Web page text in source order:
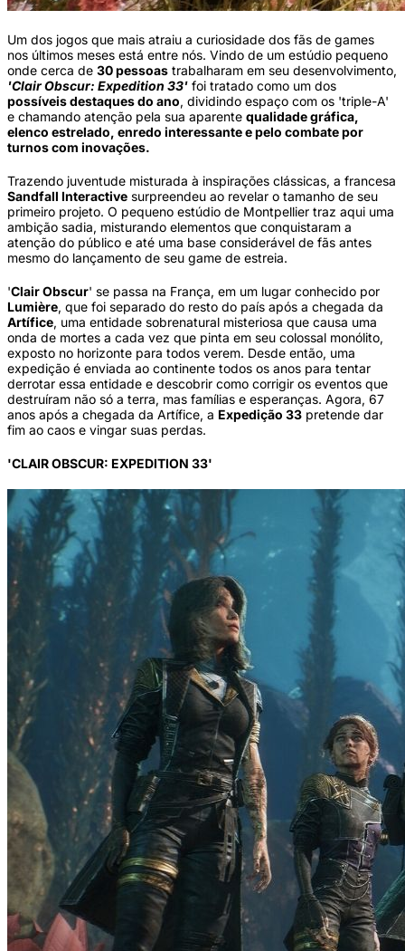
Um dos jogos que mais atraiu a curiosidade dos fãs de games
nos últimos meses está entre nós. Vindo de um estúdio pequeno
onde cerca de 30 pessoas trabalharam em seu desenvolvimento,
'Clair Obscur: Expedition 33' foi tratado como um dos
possíveis destaques do ano, dividindo espaço com os 'triple-A'
e chamando atenção pela sua aparente qualidade gráfica,
elenco estrelado, enredo interessante e pelo combate por
turnos com inovações.
Trazendo juventude misturada à inspirações clássicas, a francesa
Sandfall Interactive surpreendeu ao revelar o tamanho de seu
primeiro projeto. O pequeno estúdio de Montpellier traz aqui uma
ambição sadia, misturando elementos que conquistaram a
atenção do público e até uma base considerável de fãs antes
mesmo do lançamento de seu game de estreia.
'Clair Obscur' se passa na França, em um lugar conhecido por
Lumière, que foi separado do resto do país após a chegada da
Artífice, uma entidade sobrenatural misteriosa que causa uma
onda de mortes a cada vez que pinta em seu colossal monólito,
exposto no horizonte para todos verem. Desde então, uma
expedição é enviada ao continente todos os anos para tentar
derrotar essa entidade e descobrir como corrigir os eventos que
destruíram não só a terra, mas famílias e esperanças. Agora, 67
anos após a chegada da Artífice, a Expedição 33 pretende dar
fim ao caos e vingar suas perdas.
'CLAIR OBSCUR: EXPEDITION 33'